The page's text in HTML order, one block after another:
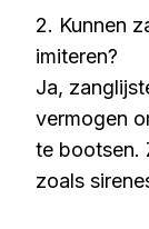
2. Kunnen
imiteren?
Ja,
vermogen
te bootsen.
zoals